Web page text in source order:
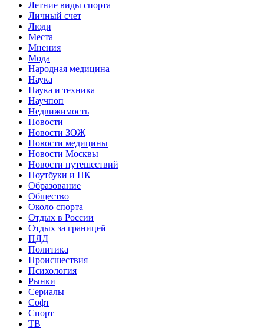
Летние виды спорта
Личный счет
Люди
Места
Мнения
Мода
Народная медицина
Наука
Наука и техника
Научпоп
Недвижимость
Новости
Новости ЗОЖ
Новости медицины
Новости Москвы
Новости путешествий
Ноутбуки и ПК
Образование
Общество
Около спорта
Отдых в России
Отдых за границей
ПДД
Политика
Происшествия
Психология
Рынки
Сериалы
Софт
Спорт
ТВ